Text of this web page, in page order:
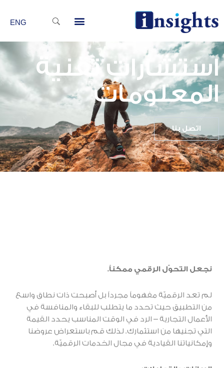
إلى
المحتوى
Menu
ENG
استشارات تقنية
المعلومات
اتصل بنا
نجعل التحوّل الرقمي ممكناً.
لم تعد الرقميّة مفهوماً مجرداً بل أصبحت ذات نطاق واسع
من التطبيق حيث تحدد ما يتطلب للبقاء والمنافسة في
الأعمال التجارية – الرد في الوقت المناسب يحدد القيمة
التي تجنيها من استثمارك. لذلك قم باستعراض عروضنا
وإمكانياتنا القيادية في مجال الخدمات الرقميّة.